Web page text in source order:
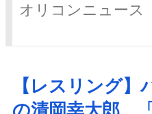
オリコンニュース
【レスリング】